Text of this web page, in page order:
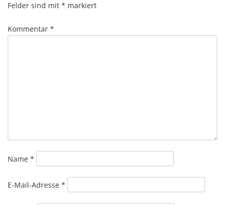
Felder sind mit * markiert
Kommentar *
Name *
E-Mail-Adresse *